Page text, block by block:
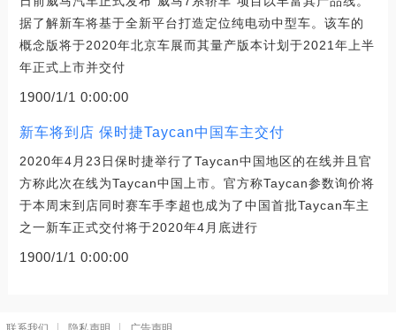
据了解新车将基于全新平台打造定位纯电动中型车。该车的
概念版将于2020年北京车展而其量产版本计划于2021年上半
年正式上市并交付
1900/1/1 0:00:00
新车将到店 保时捷Taycan中国车主交付
2020年4月23日保时捷举行了Taycan中国地区的在线并且官
方称此次在线为Taycan中国上市。官方称Taycan参数询价将
于本周末到店同时赛车手李超也成为了中国首批Taycan车主
之一新车正式交付将于2020年4月底进行
1900/1/1 0:00:00